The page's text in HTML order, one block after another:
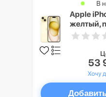
Apple
желтый,
В
53
Хочу